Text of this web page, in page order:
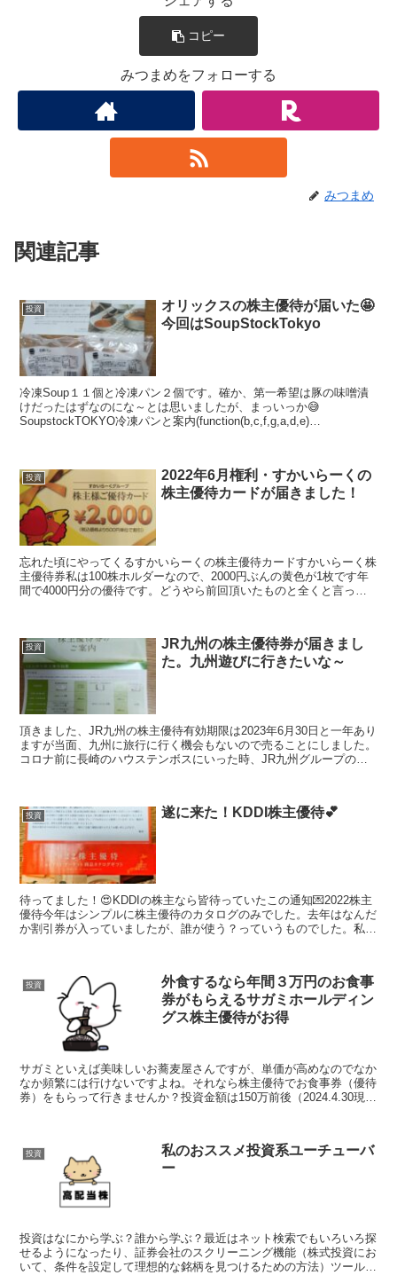
コピー
みつまめをフォローする
みつまめ
関連記事
投資
オリックスの株主優待が届いた🤩
今回はSoupStockTokyo
冷凍Soup１１個と冷凍パン２個です。確か、第一希望は豚の味噌漬
けだったはずなのにな～とは思いましたが、まっいっか😅
SoupstockTOKYO冷凍パンと案内(function(b,c,f,g,a,d,e)
投資
2022年6月権利・すかいらーくの
株主優待カードが届きました！
忘れた頃にやってくるすかいらーくの株主優待カードすかいらーく株
主優待券私は100株ホルダーなので、2000円ぶんの黄色が1枚です年
間で4000円分の優待です。どうやら前回頂いたものと全くと言って
投資
JR九州の株主優待券が届きまし
た。九州遊びに行きたいな～
頂きました、JR九州の株主優待有効期限は2023年6月30日と一年あり
ますが当面、九州に旅行に行く機会もないので売ることにしました。
コロナ前に長崎のハウステンボスにいった時、JR九州グループのホ
投資 遂に来た！KDDI株主優待💕
待ってました！😍KDDIの株主なら皆待っていたこの通知💌2022株主
優待今年はシンプルに株主優待のカタログのみでした。去年はなんだ
か割引券が入っていましたが、誰が使う？っていうものでした。私は
投資
外食するなら年間３万円のお食事
券がもらえるサガミホールディン
グス株主優待がお得
サガミといえば美味しいお蕎麦屋さんですが、単価が高めなのでなか
なか頻繁には行けないですよね。それなら株主優待でお食事券（優待
券）をもらって行きませんか？投資金額は150万前後（2024.4.30現
投資
私のおススメ投資系ユーチューバ
ー
投資はなにから学ぶ？誰から学ぶ？最近はネット検索でもいろいろ探
せるようになったり、証券会社のスクリーニング機能（株式投資にお
いて、条件を設定して理想的な銘柄を見つけるための方法）ツールな